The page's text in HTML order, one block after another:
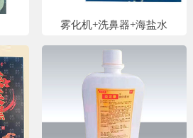
雾化机+洗鼻器+海盐水